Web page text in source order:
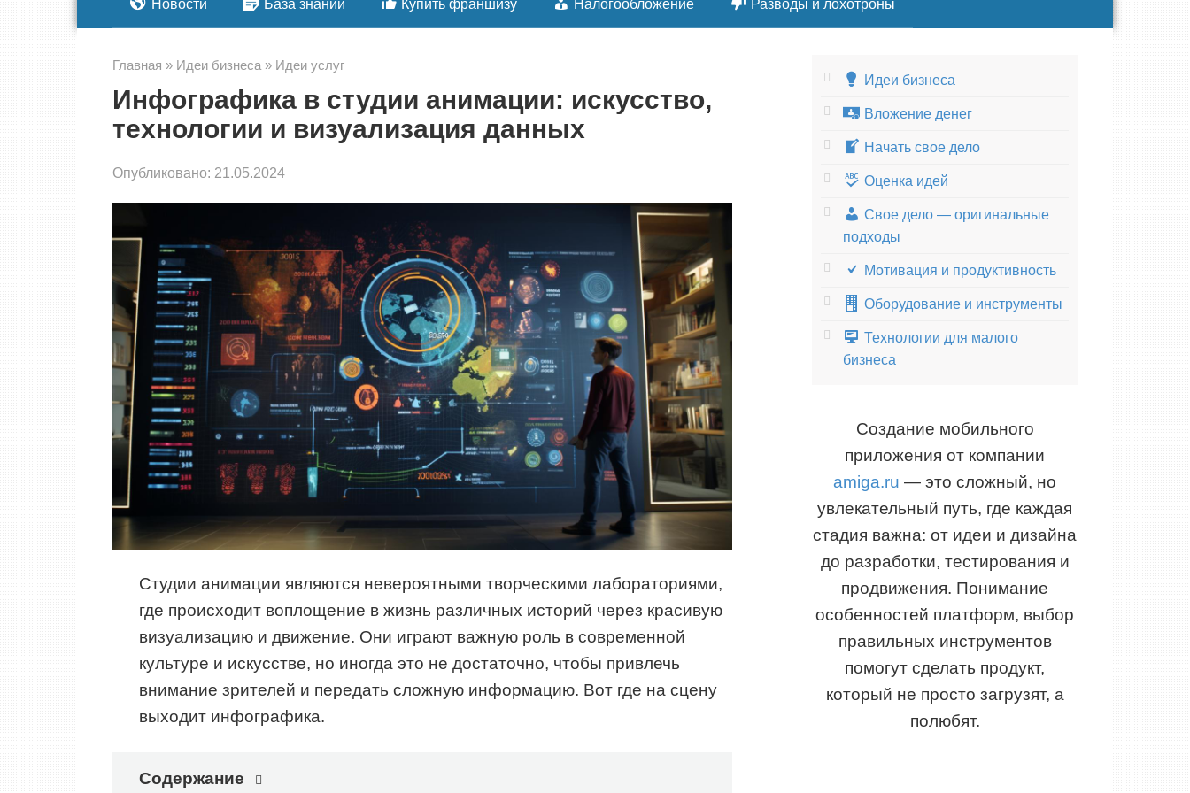
Новости База знаний Купить франшизу Налогообложение Разводы и лохотроны
Главная » Идеи бизнеса » Идеи услуг
Инфографика в студии анимации: искусство,
технологии и визуализация данных
Опубликовано: 21.05.2024
Студии анимации являются невероятными творческими лабораториями,
где происходит воплощение в жизнь различных историй через красивую
визуализацию и движение. Они играют важную роль в современной
культуре и искусстве, но иногда это не достаточно, чтобы привлечь
внимание зрителей и передать сложную информацию. Вот где на сцену
выходит инфографика.
Содержание
Идеи бизнеса
Вложение денег
Начать свое дело
Оценка идей
Свое дело — оригинальные
подходы
Мотивация и продуктивность
Оборудование и инструменты
Технологии для малого
бизнеса
Создание мобильного
приложения от компании
amiga.ru — это сложный, но
увлекательный путь, где каждая
стадия важна: от идеи и дизайна
до разработки, тестирования и
продвижения. Понимание
особенностей платформ, выбор
правильных инструментов
помогут сделать продукт,
который не просто загрузят, а
полюбят.